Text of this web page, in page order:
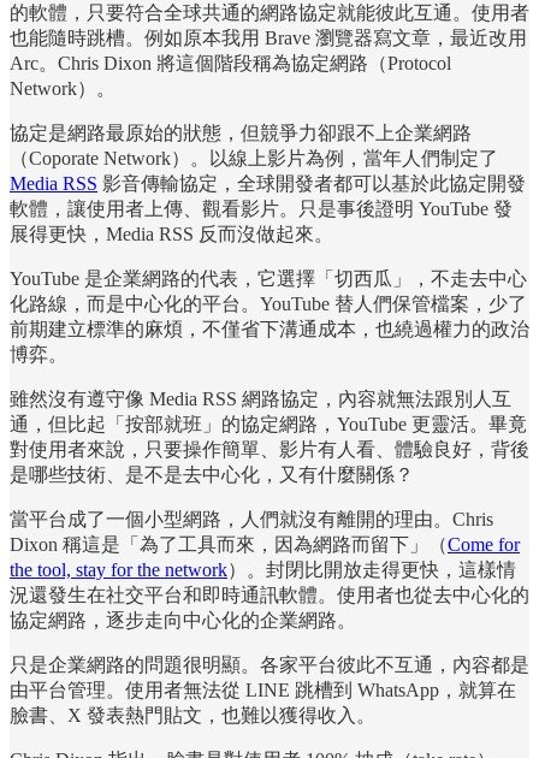
的軟體，只要符合全球共通的網路協定就能彼此互通。使用者
也能隨時跳槽。例如原本我用 Brave 瀏覽器寫文章，最近改用
Arc。Chris Dixon 將這個階段稱為協定網路（Protocol
Network）。
協定是網路最原始的狀態，但競爭力卻跟不上企業網路
（Coporate Network）。以線上影片為例，當年人們制定了
Media RSS 影音傳輸協定，全球開發者都可以基於此協定開發
軟體，讓使用者上傳、觀看影片。只是事後證明 YouTube 發
展得更快，Media RSS 反而沒做起來。
YouTube 是企業網路的代表，它選擇「切西瓜」，不走去中心
化路線，而是中心化的平台。YouTube 替人們保管檔案，少了
前期建立標準的麻煩，不僅省下溝通成本，也繞過權力的政治
博弈。
雖然沒有遵守像 Media RSS 網路協定，內容就無法跟別人互
通，但比起「按部就班」的協定網路，YouTube 更靈活。畢竟
對使用者來說，只要操作簡單、影片有人看、體驗良好，背後
是哪些技術、是不是去中心化，又有什麼關係？
當平台成了一個小型網路，人們就沒有離開的理由。Chris
Dixon 稱這是「為了工具而來，因為網路而留下」（Come for
the tool, stay for the network）。封閉比開放走得更快，這樣情
況還發生在社交平台和即時通訊軟體。使用者也從去中心化的
協定網路，逐步走向中心化的企業網路。
只是企業網路的問題很明顯。各家平台彼此不互通，內容都是
由平台管理。使用者無法從 LINE 跳槽到 WhatsApp，就算在
臉書、X 發表熱門貼文，也難以獲得收入。